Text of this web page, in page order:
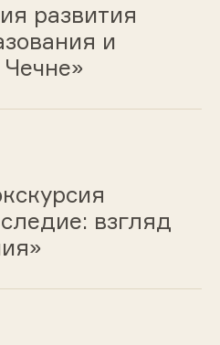
развития
и
взгляд